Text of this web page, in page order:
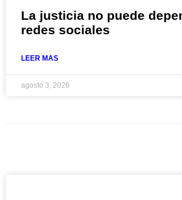
La justicia no puede
redes sociales
LEER MAS
agosto 3, 2026